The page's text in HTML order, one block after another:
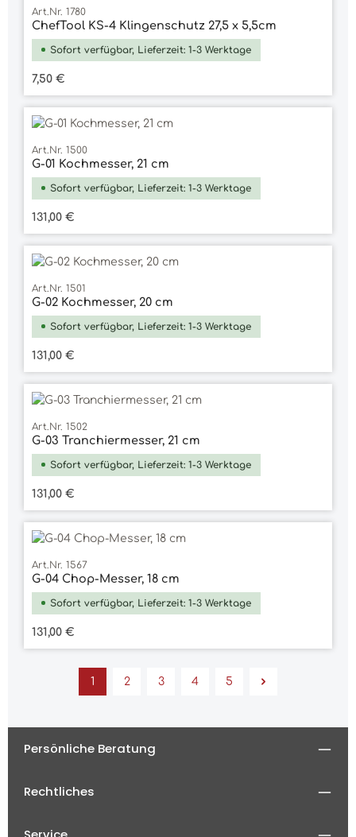
Art.Nr. 1780
ChefTool KS-4 Klingenschutz 27,5 x 5,5cm
Sofort verfügbar, Lieferzeit: 1-3 Werktage
Regulärer Preis:
7,50 €
Art.Nr. 1500
G-01 Kochmesser, 21 cm
Sofort verfügbar, Lieferzeit: 1-3 Werktage
Regulärer Preis:
131,00 €
Durchschnittliche Bewertung von 5
Art.Nr. 1501
G-02 Kochmesser, 20 cm
Sofort verfügbar, Lieferzeit: 1-3 Werktage
Regulärer Preis:
131,00 €
Art.Nr. 1502
G-03 Tranchiermesser, 21 cm
Sofort verfügbar, Lieferzeit: 1-3 Werktage
Regulärer Preis:
131,00 €
Art.Nr. 1567
G-04 Chop-Messer, 18 cm
Sofort verfügbar, Lieferzeit: 1-3 Werktage
Regulärer Preis:
131,00 €
Seite
1
Seite
2
Seite
3
Seite
4
Seite
5
Persönliche Beratung
Rechtliches